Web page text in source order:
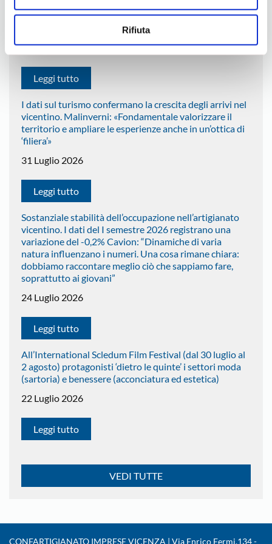
Rifiuta
maggiormente rappresentato è quello di Costruzioni
4 Agosto 2026
Leggi tutto
I dati sul turismo confermano la crescita degli arrivi nel
vicentino. Malinverni: «Fondamentale valorizzare il
territorio e ampliare le esperienze anche in un’ottica di
‘filiera’»
31 Luglio 2026
Leggi tutto
Sostanziale stabilità dell’occupazione nell’artigianato
vicentino. I dati del I semestre 2026 registrano una
variazione del -0,2% Cavion: “Dinamiche di varia
natura influenzano i numeri. Una cosa rimane chiara:
dobbiamo raccontare meglio ciò che sappiamo fare,
soprattutto ai giovani”
24 Luglio 2026
Leggi tutto
All’International Scledum Film Festival (dal 30 luglio al
2 agosto) protagonisti ‘dietro le quinte’ i settori moda
(sartoria) e benessere (acconciatura ed estetica)
22 Luglio 2026
Leggi tutto
VEDI TUTTE
CONFARTIGIANATO IMPRESE VICENZA | Via Enrico Fermi,134 -